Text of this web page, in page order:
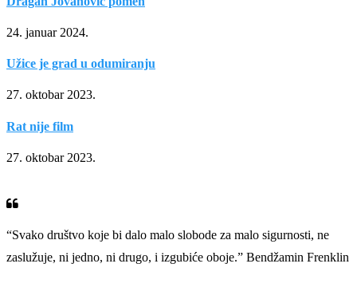
24. januar 2024.
Užice je grad u odumiranju
27. oktobar 2023.
Rat nije film
27. oktobar 2023.
“Svako društvo koje bi dalo malo slobode za malo sigurnosti, ne
zaslužuje, ni jedno, ni drugo, i izgubiće oboje.” Bendžamin Frenklin